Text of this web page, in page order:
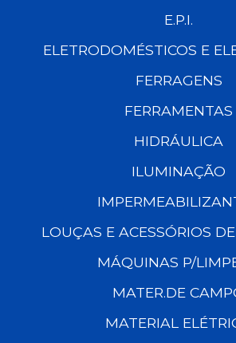
E.P.I.
ELETRODOMÉSTICOS E
FERRAGENS
FERRAMENTAS
HIDRÁULICA
ILUMINAÇÃO
LOUÇAS E ACESSÓRIOS
MÁQUINAS P/
MATER.DE
MATERIAL